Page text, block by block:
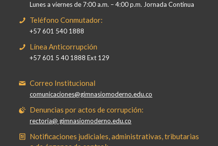
Lunes a viernes de 7:00 a.m. – 4:00 p.m. Jornada Continua
Teléfono Conmutador:
+57 601 540 1888
Línea Anticorrupción
+57 601 5 40 1888 Ext 129
Correo Institucional
comunicaciones@gimnasiomoderno.edu.co
Denuncias por actos de corrupción:
rectoria@ gimnasiomoderno.edu.co
Notificaciones judiciales, administrativas, tributarias